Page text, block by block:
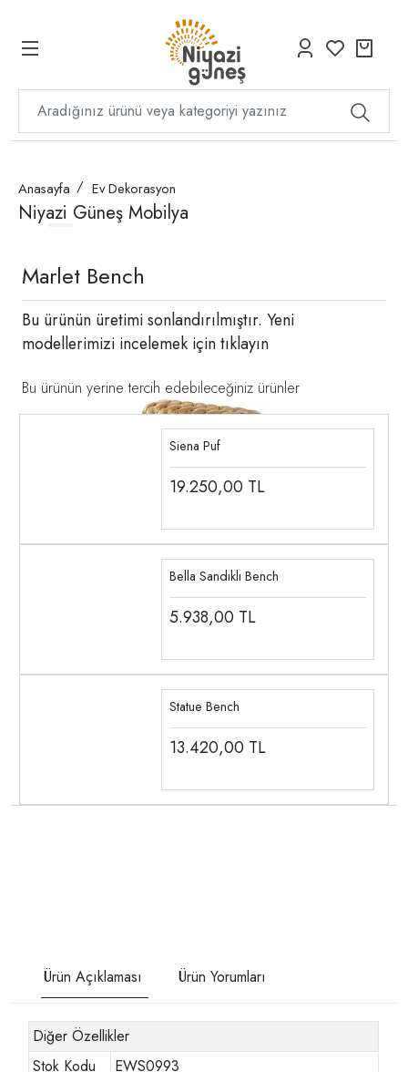
Anasayfa Ev Dekorasyon
Niyazi Güneş Mobilya
Marlet Bench
Bu ürünün üretimi sonlandırılmıştır. Yeni
modellerimizi incelemek içintıklayın
Bu ürünün yerine tercih edebileceğiniz ürünler
Siena Puf
19.250,00 TL
Bella Sandıklı Bench
5.938,00 TL
Statue Bench
13.420,00 TL
Ürün Açıklaması Ürün Yorumları
Diğer Özellikler
Stok Kodu
EWS0993